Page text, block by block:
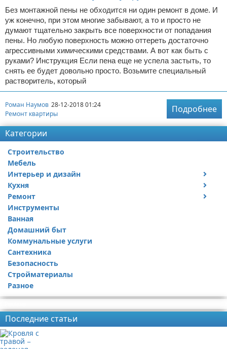
Без монтажной пены не обходится ни один ремонт в доме. И
уж конечно, при этом многие забывают, а то и просто не
думают тщательно закрыть все поверхности от попадания
пены. Но любую поверхность можно оттереть достаточно
агрессивными химическими средствами. А вот как быть с
руками? Инструкция Если пена еще не успела застыть, то
снять ее будет довольно просто. Возьмите специальный
растворитель, который
Роман Наумов 28-12-2018 01:24
Ремонт квартиры
Подробнее
Категории
Строительство
Мебель
Интерьер и дизайн
Дизайн дачи
Дизайн квартиры
Кухня
Посуда
Ремонт
Ремонт дачи
Ремонт квартиры
Инструменты
Ванная
Домашний быт
Коммунальные услуги
Сантехника
Безопасность
Стройматериалы
Разное
Последние статьи